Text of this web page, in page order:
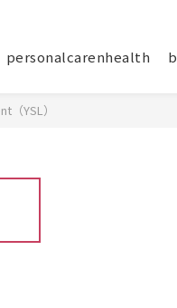
personalcarenhealth
（YSL）